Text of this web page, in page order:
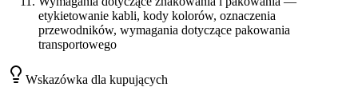
etykietowanie kabli, kody kolorów, oznaczenia
przewodników, wymagania dotyczące pakowania
transportowego
Wskazówka dla kupujących